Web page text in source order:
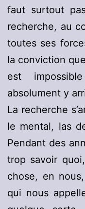
faut surtout
recherche, au
toutes ses
la conviction
est
absolument y
La recherche
le mental, las
Pendant des
trop savoir
chose, en
qui nous